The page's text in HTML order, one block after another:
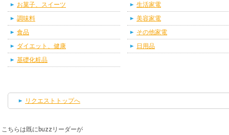
お菓子、スイーツ
調味料
食品
ダイエット、健康
基礎化粧品
生活家電
美容家電
その他家電
日用品
リクエストトップへ
こちらは既にbuzzリーダーが